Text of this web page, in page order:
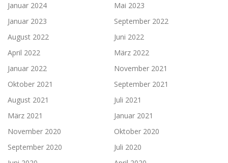
Januar 2024
Mai 2023
Januar 2023
September 2022
August 2022
Juni 2022
April 2022
März 2022
Januar 2022
November 2021
Oktober 2021
September 2021
August 2021
Juli 2021
März 2021
Januar 2021
November 2020
Oktober 2020
September 2020
Juli 2020